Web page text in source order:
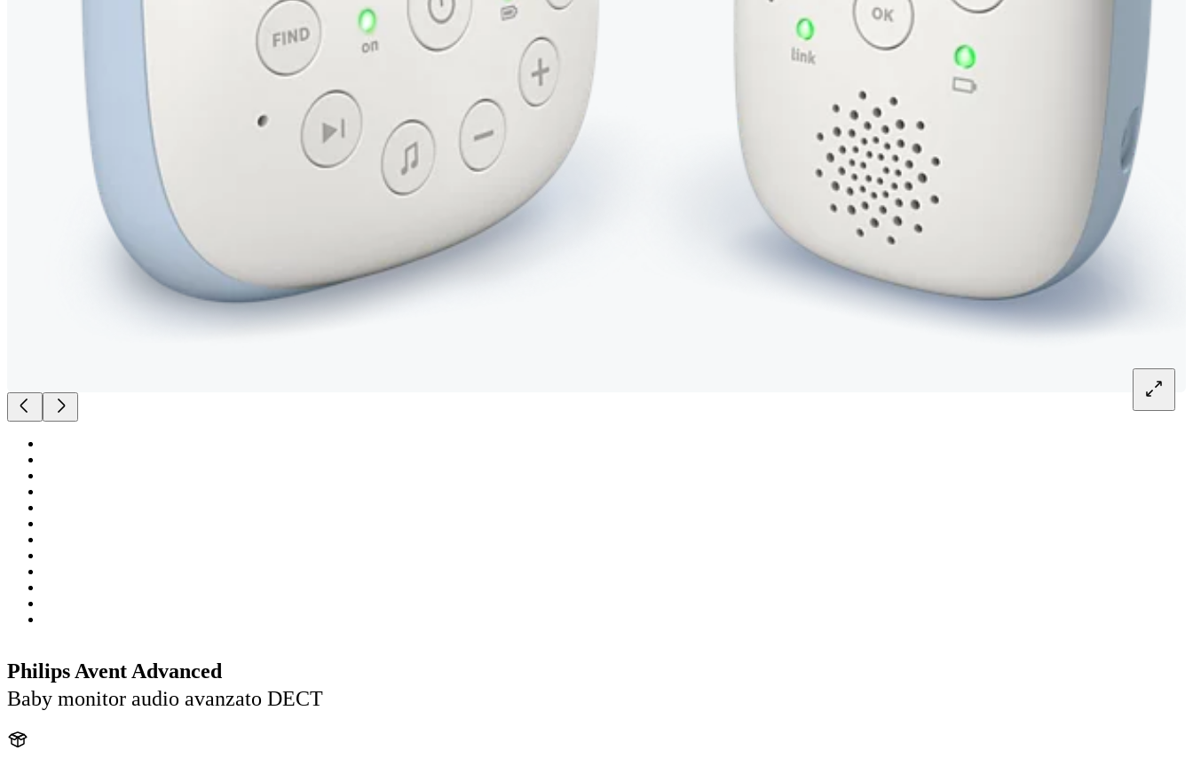
Philips Avent Advanced
Baby monitor audio avanzato DECT